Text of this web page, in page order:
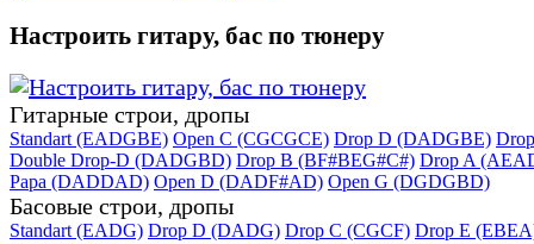
Настроить гитару, бас по тюнеру
Гитарные строи, дропы
Standart (EADGBE) Open C (CGCGCE) Drop D (DADGBE)
Double Drop-D (DADGBD) Drop B (BF#BEG#C#) Drop A
Papa (DADDAD) Open D (DADF#AD) Open G (DGDGBD)
Басовые строи, дропы
Standart (EADG) Drop D (DADG) Drop C (CGCF) Drop E